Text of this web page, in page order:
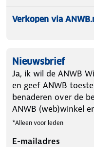
Verkopen via
Nieuwsbrief
Ja, ik wil de ANWB
en geef ANWB
benaderen over de
ANWB (web)winkel
*Alleen voor leden
E-mailadres